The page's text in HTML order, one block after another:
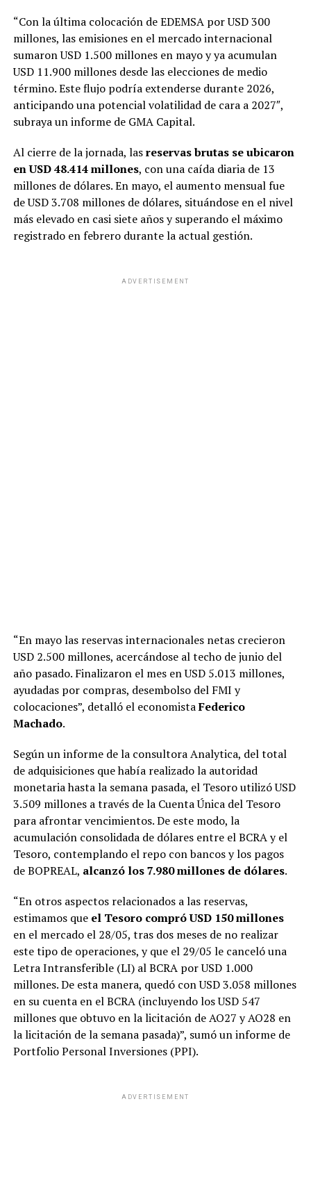
“Con la última colocación de EDEMSA por USD 300
millones, las emisiones en el mercado internacional
sumaron USD 1.500 millones en mayo y ya acumulan
USD 11.900 millones desde las elecciones de medio
término. Este flujo podría extenderse durante 2026,
anticipando una potencial volatilidad de cara a 2027″,
subraya un informe de GMA Capital.
Al cierre de la jornada, lasreservas brutas se ubicaron
en USD 48.414 millones, con una caída diaria de 13
millones de dólares. En mayo, el aumento mensual fue
de USD 3.708 millones de dólares, situándose en el nivel
más elevado en casi siete años y superando el máximo
registrado en febrero durante la actual gestión.
ADVERTISEMENT
“En mayo las reservas internacionales netas crecieron
USD 2.500 millones, acercándose al techo de junio del
año pasado. Finalizaron el mes en USD 5.013 millones,
ayudadas por compras, desembolso del FMI y
colocaciones”, detalló el economistaFederico
Machado.
Según un informe de la consultora Analytica, del total
de adquisiciones que había realizado la autoridad
monetaria hasta la semana pasada, el Tesoro utilizó USD
3.509 millones a través de la Cuenta Única del Tesoro
para afrontar vencimientos. De este modo, la
acumulación consolidada de dólares entre el BCRA y el
Tesoro, contemplando el repo con bancos y los pagos
de BOPREAL, alcanzó los 7.980 millones de dólares.
“En otros aspectos relacionados a las reservas,
estimamos que el Tesoro compró USD 150 millones
en el mercado el 28/05, tras dos meses de no realizar
este tipo de operaciones, y que el 29/05 le canceló una
Letra Intransferible (LI) al BCRA por USD 1.000
millones. De esta manera, quedó con USD 3.058 millones
en su cuenta en el BCRA (incluyendo los USD 547
millones que obtuvo en la licitación de AO27 y AO28 en
la licitación de la semana pasada)”, sumó un informe de
Portfolio Personal Inversiones (PPI).
ADVERTISEMENT